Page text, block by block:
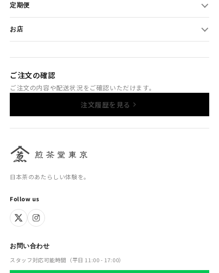
定期便
お店
ご注文の確認
ご注文の内容や配送状況をご確認いただけます。
注文履歴を見る
日本茶のあたらしい体験を。
Follow us
お問い合わせ
スタッフ対応可能時間（平日 11:00 - 17:00）